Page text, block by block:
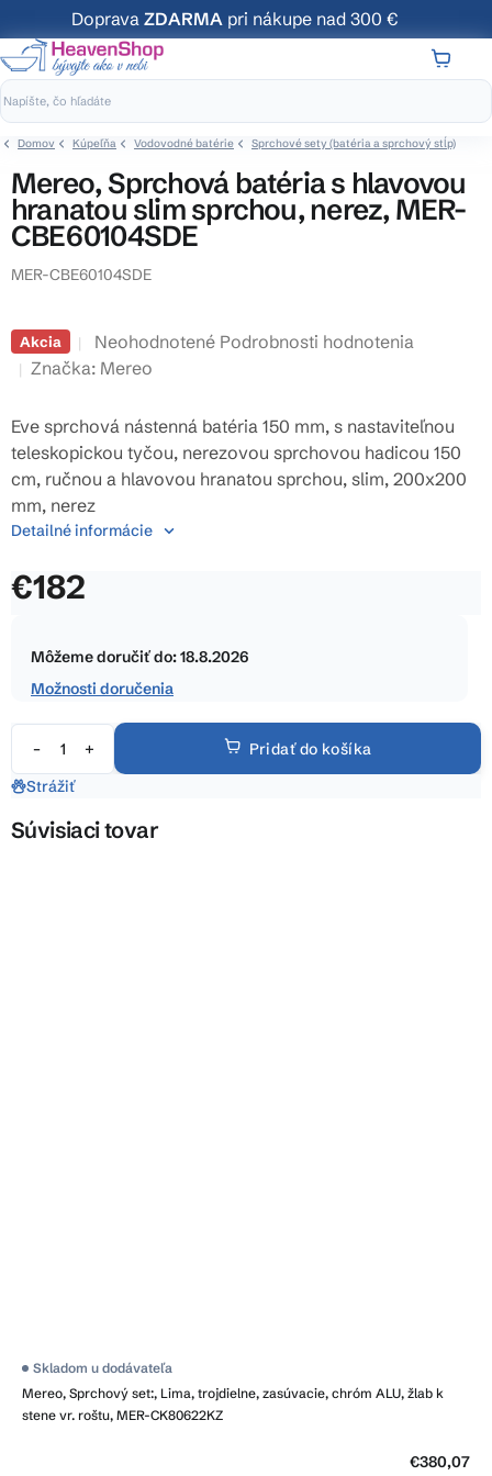
na
obsah
Doprava ZDARMA pri nákupe nad 300 €
Domov Kúpeľňa Vodovodné batérie Sprchové sety (batéria a sprchový stĺp)
Mereo, Sprchová batéria s hlavovou
hranatou slim sprchou, nerez, MER-
CBE60104SDE
MER-CBE60104SDE
Akcia
Priemerné
hodnotenie
je
0,0
z
5
hviezdičiek.
Neohodnotené Podrobnosti hodnotenia
Značka: Mereo
€182
cena:
Môžeme doručiť do:18.8.2026
Možnosti doručenia
Pridať do košíka
Eve sprchová nástenná batéria 150 mm, s nastaviteľnou
teleskopickou tyčou, nerezovou sprchovou hadicou 150
cm, ručnou a hlavovou hranatou sprchou, slim, 200x200
mm, nerez
Detailné informácie
Strážiť
Súvisiaci tovar
Mereo, Sprchový set:, Lima, trojdielne, zasúvacie, chróm ALU, žlab k
stene vr. roštu, MER-CK80622KZ
Skladom u dodávateľa
€380,07